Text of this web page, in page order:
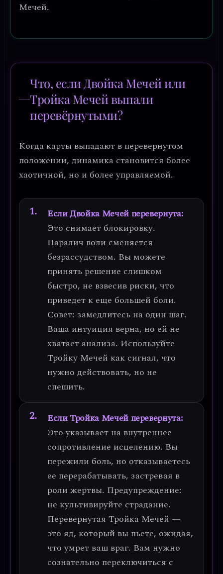
Мечей.
Что, если Двойка Мечей или
Тройка Мечей выпали
перевёрнутыми?
Когда карты выпадают в перевернутом
положении, динамика становится более
хаотичной, но и более управляемой.
Если Двойка Мечей перевернута:
Это снимает блокировку.
Паралич воли сменяется
безрассудством. Вы можете
принять решение слишком
быстро, не взвесив риски, что
приведет к еще большей боли.
Совет: замедлитесь на один шаг.
Ваша интуиция верна, но ей не
хватает анализа. Используйте
Тройку Мечей как сигнал, что
нужно действовать, но не
спешить.
Если Тройка Мечей перевернута:
Это указывает на внутреннее
сопротивление исцелению. Вы
пережили боль, но отказываетесь
ее перерабатывать, застревая в
роли жертвы. Предупреждение:
не культивируйте страдание.
Перевернутая Тройка Мечей —
это яд, который вы пьете, ожидая,
что умрет ваш враг. Вам нужно
сознательно переключиться с